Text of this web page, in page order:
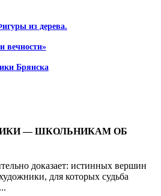
из дерева.
вечности»
Брянска
— ШКОЛЬНИКАМ ОБ
доказает: истинных вершин
для которых судьба